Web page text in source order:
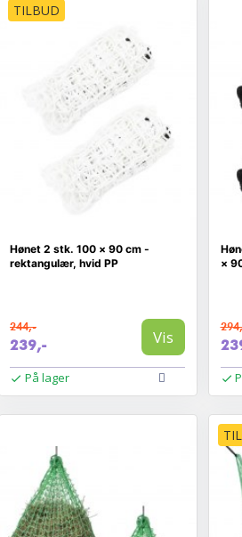
TILBUD
Hønet 2 stk. 100 × 90 cm -
rektangulær, hvid PP
244,-
239,- Vis
På lager
×